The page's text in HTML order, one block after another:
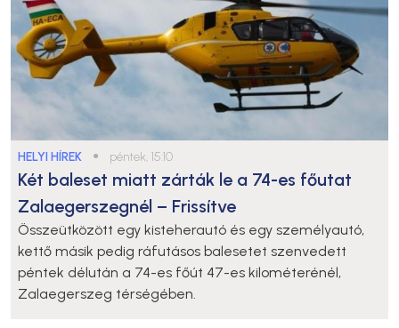
HELYI HÍREK ● péntek, 15:10
Két baleset miatt zárták le a 74-es főutat
Zalaegerszegnél – Frissítve
Összeütközött egy kisteherautó és egy személyautó,
kettő másik pedig ráfutásos balesetet szenvedett
péntek délután a 74-es főút 47-es kilométerénél,
Zalaegerszeg térségében.